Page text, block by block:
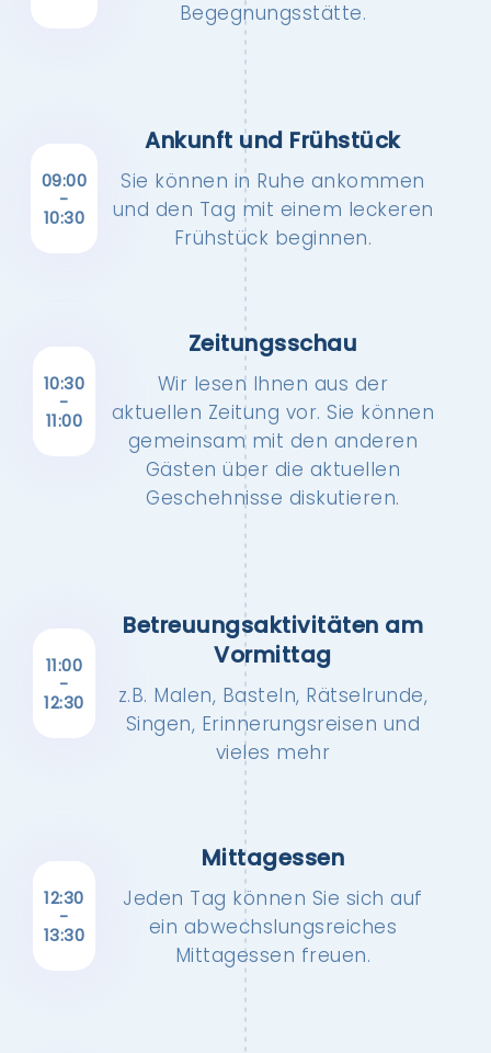
Begegnungsstätte.
09:00
-
10:30
Ankunft und Frühstück
Sie können in Ruhe ankommen
und den Tag mit einem leckeren
Frühstück beginnen.
Zeitungsschau
Wir lesen Ihnen aus der
aktuellen Zeitung vor. Sie können
gemeinsam mit den anderen
Gästen über die aktuellen
Geschehnisse diskutieren.
10:30
-
11:00
11:00
-
12:30
Betreuungs­aktivitäten am
Vormittag
z.B. Malen, Basteln, Rätselrunde,
Singen, Erinnerungsreisen und
vieles mehr
Mittagessen
Jeden Tag können Sie sich auf
ein abwechslungsreiches
Mittagessen freuen.
12:30
-
13:30